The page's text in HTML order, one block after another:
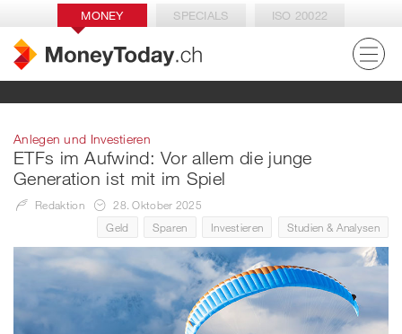
MONEY SPECIALS ISO 20022
Anlegen und Investieren
ETFs im Aufwind: Vor allem die junge
Generation ist mit im Spiel
Redaktion
28. Oktober 2025
Geld
Sparen Investieren Studien & Analysen